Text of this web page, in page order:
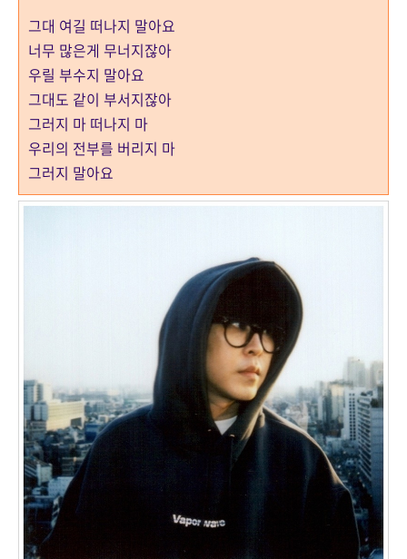
그대 여길 떠나지 말아요
너무 많은게 무너지잖아
우릴 부수지 말아요
그대도 같이 부서지잖아
그러지 마 떠나지 마
우리의 전부를 버리지 마
그러지 말아요